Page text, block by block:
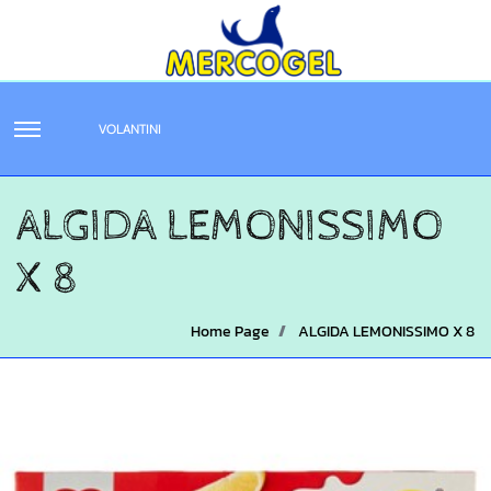
VOLANTINI
ALGIDA LEMONISSIMO
X 8
Home Page ALGIDA LEMONISSIMO X 8